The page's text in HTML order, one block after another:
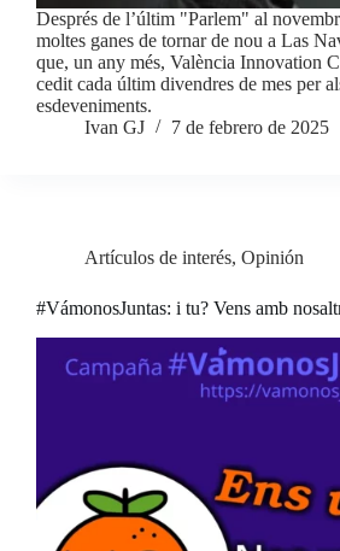
Després de l’últim "Parlem" al
moltes ganes de tornar de nou a Las
que, un any més, València Innovation
cedit cada últim divendres de mes per
esdeveniments.
Ivan GJ
7 de febrero de 2025
Artículos de interés, Opinión
#VámonosJuntas: i tu? Vens amb